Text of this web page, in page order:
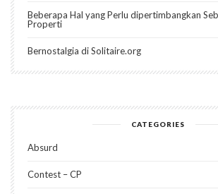
Beberapa Hal yang Perlu dipertimbangkan
Properti
Bernostalgia di Solitaire.org
CATEGORIES
Absurd
Contest – CP